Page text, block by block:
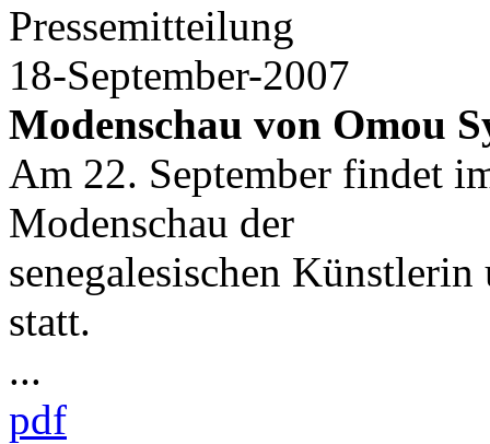
Pressemitteilung
18-September-2007
Modenschau von Omou
Am 22. September findet
Modenschau der
senegalesischen
statt.
...
pdf